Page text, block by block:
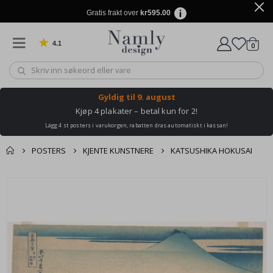
Gratis frakt over kr595.00
4.1 Basert på 1025 stemmer 0varer
Gyldig til 9. august
Kjøp 4 plakater – betal kun for 2!
Lägg 4 st posters i varukorgen, rabatten dras automatiskt i kassan!
POSTERS KJENTE KUNSTNERE KATSUSHIKA HOKUSAI
av
bildegalleri